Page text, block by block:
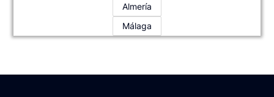
Almería
Málaga